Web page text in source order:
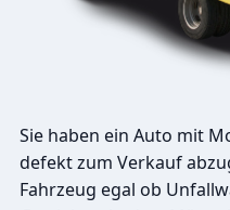
Sie haben ein Auto mit
defekt zum Verkauf
Fahrzeug egal ob